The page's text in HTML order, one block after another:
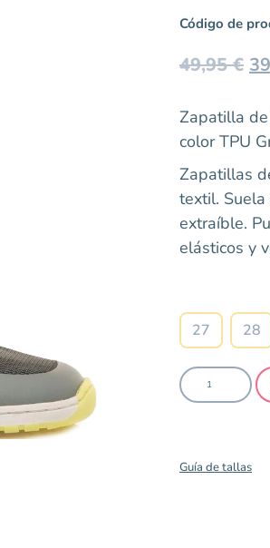
Código de
49,95€
Zapatilla
color TPU
Zapatillas
textil.
extraíble.
elásticos y
27 28
Guía de tallas